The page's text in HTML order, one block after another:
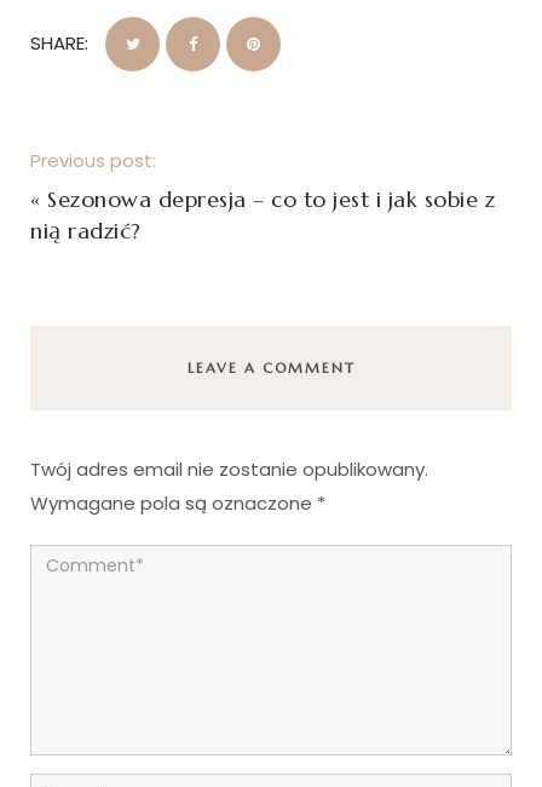
SHARE:
Previous post:
« Sezonowa depresja – co to jest i jak sobie z
nią radzić?
LEAVE A COMMENT
Twój adres email nie zostanie opublikowany.
Wymagane pola są oznaczone *